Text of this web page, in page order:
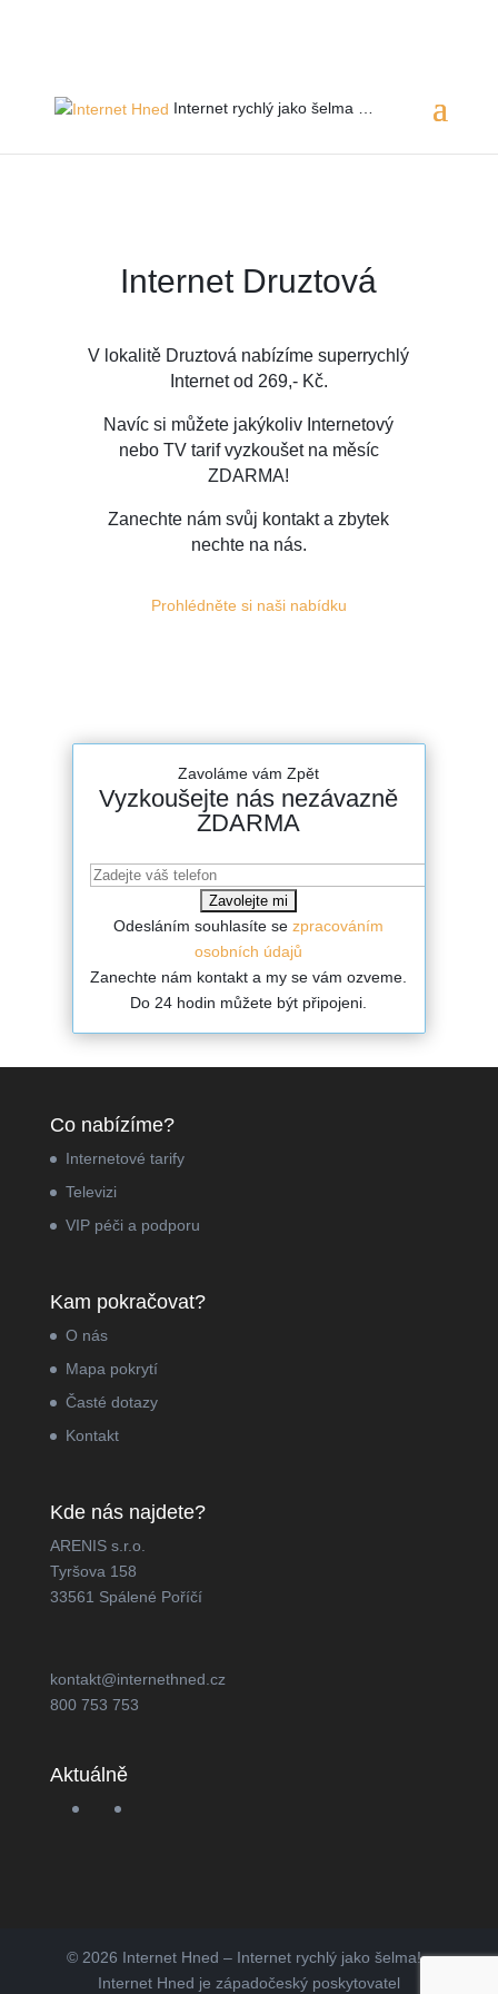
Internet rychlý jako šelma …
Internet Druztová
V lokalitě Druztová nabízíme superrychlý
Internet od 269,- Kč.
Navíc si můžete jakýkoliv Internetový
nebo TV tarif vyzkoušet na měsíc
ZDARMA!
Zanechte nám svůj kontakt a zbytek
nechte na nás.
Prohlédněte si naši nabídku
Zavoláme vám Zpět
Vyzkoušejte nás nezávazně
ZDARMA
Odesláním souhlasíte sezpracováním
osobních údajů
Zanechte nám kontakt a my se vám ozveme.
Do 24 hodin můžete být připojeni.
Co nabízíme?
Internetové tarify
Televizi
VIP péči a podporu
Kam pokračovat?
O nás
Mapa pokrytí
Časté dotazy
Kontakt
Kde nás najdete?
ARENIS s.r.o.
Tyršova 158
33561 Spálené Poříčí
kontakt@internethned.cz
800 753 753
Aktuálně
© 2026 Internet Hned – Internet rychlý jako šelma! -
Internet Hned je západočeský poskytovatel